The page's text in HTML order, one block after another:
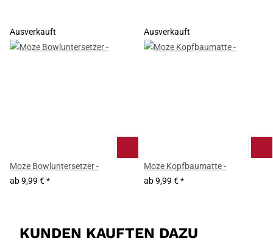
Ausverkauft
Moze Bowluntersetzer -
ab9,99 €*
Ausverkauft
Moze Kopfbaumatte -
ab9,99 €*
KUNDEN KAUFTEN DAZU